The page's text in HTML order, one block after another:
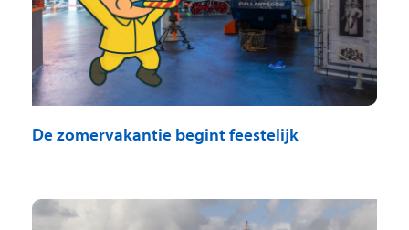
De zomervakantie begint feestelijk